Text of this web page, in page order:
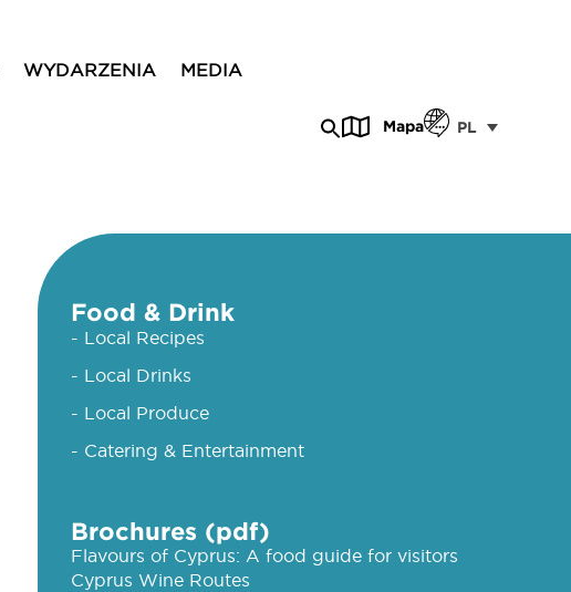
WYDARZENIA MEDIA
Mapa PL
Food & Drink
- Local Recipes
- Local Drinks
- Local Produce
- Catering & Entertainment
Brochures (pdf)
Flavours of Cyprus: A food guide for visitors
Cyprus Wine Routes